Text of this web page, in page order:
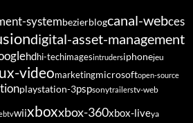
systembezierblogcanal-webces
digital-asset-management
hdhi-techimagesintrudersiphonejeu
videomarketingmicrosoftopen-source
playstation-3pspsonytrailerstv-web
wiixboxxbox-360xbox-liveya